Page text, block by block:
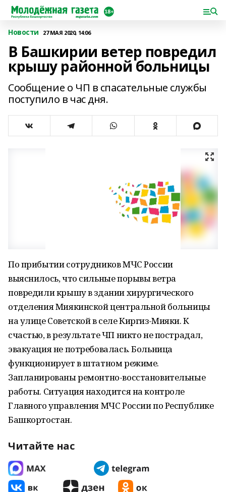
Новости 27 МАЯ 2020, 14:06
В Башкирии ветер повредил
крышу районной больницы
Сообщение о ЧП в спасательные службы
поступило в час дня.
По прибытии сотрудников МЧС России
выяснилось, что сильные порывы ветра
повредили крышу в здании хирургического
отделения Миякинской центральной больницы
на улице Советской в селе Киргиз-Мияки. К
счастью, в результате ЧП никто не пострадал,
эвакуация не потребовалась. Больница
функционирует в штатном режиме.
Запланированы ремонтно-восстановительные
работы. Ситуация находится на контроле
Главного управления МЧС России по Республике
Башкортостан.
Читайте нас